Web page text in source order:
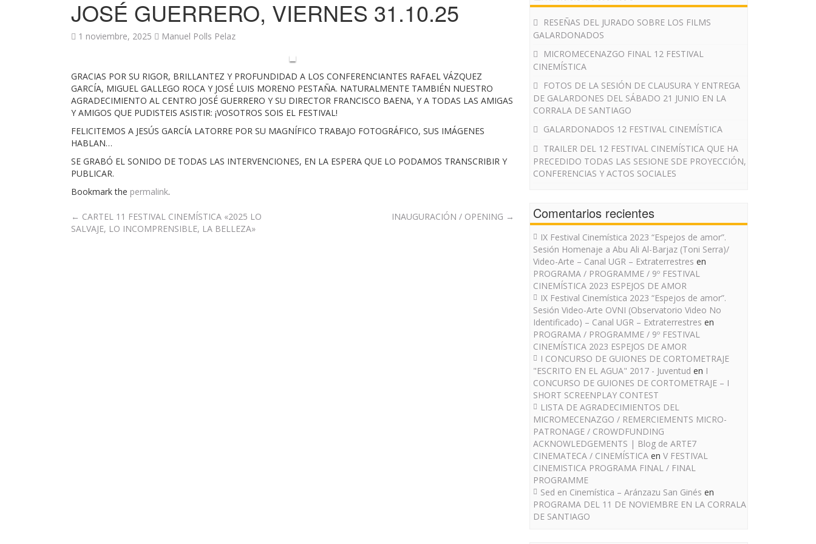
JOSÉ GUERRERO, VIERNES 31.10.25
1 noviembre, 2025 Manuel Polls Pelaz
GRACIAS POR SU RIGOR, BRILLANTEZ Y PROFUNDIDAD A LOS CONFERENCIANTES RAFAEL VÁZQUEZ
GARCÍA, MIGUEL GALLEGO ROCA Y JOSÉ LUIS MORENO PESTAÑA. NATURALMENTE TAMBIÉN NUESTRO
AGRADECIMIENTO AL CENTRO JOSÉ GUERRERO Y SU DIRECTOR FRANCISCO BAENA, Y A TODAS LAS AMIGAS
Y AMIGOS QUE PUDISTEIS ASISTIR: ¡VOSOTROS SOIS EL FESTIVAL!
FELICITEMOS A JESÚS GARCÍA LATORRE POR SU MAGNÍFICO TRABAJO FOTOGRÁFICO, SUS IMÁGENES
HABLAN…
SE GRABÓ EL SONIDO DE TODAS LAS INTERVENCIONES, EN LA ESPERA QUE LO PODAMOS TRANSCRIBIR Y
PUBLICAR.
Bookmark the permalink.
Post
← CARTEL 11 FESTIVAL CINEMÍSTICA «2025 LO
SALVAJE, LO INCOMPRENSIBLE, LA BELLEZA»
INAUGURACIÓN / OPENING →
RESEÑAS DEL JURADO SOBRE LOS FILMS
GALARDONADOS
MICROMECENAZGO FINAL 12 FESTIVAL
CINEMÍSTICA
FOTOS DE LA SESIÓN DE CLAUSURA Y ENTREGA
DE GALARDONES DEL SÁBADO 21 JUNIO EN LA
CORRALA DE SANTIAGO
GALARDONADOS 12 FESTIVAL CINEMÍSTICA
TRAILER DEL 12 FESTIVAL CINEMÍSTICA QUE HA
PRECEDIDO TODAS LAS SESIONE SDE PROYECCIÓN,
CONFERENCIAS Y ACTOS SOCIALES
Comentarios recientes
IX Festival Cinemística 2023 “Espejos de amor”.
Sesión Homenaje a Abu Ali Al-Barjaz (Toni Serra)/
Video-Arte – Canal UGR – Extraterrestres en
PROGRAMA / PROGRAMME / 9º FESTIVAL
CINEMÍSTICA 2023 ESPEJOS DE AMOR
IX Festival Cinemística 2023 “Espejos de amor”.
Sesión Video-Arte OVNI (Observatorio Video No
Identificado) – Canal UGR – Extraterrestres en
PROGRAMA / PROGRAMME / 9º FESTIVAL
CINEMÍSTICA 2023 ESPEJOS DE AMOR
I CONCURSO DE GUIONES DE CORTOMETRAJE
"ESCRITO EN EL AGUA" 2017 - Juventud en I
CONCURSO DE GUIONES DE CORTOMETRAJE – I
SHORT SCREENPLAY CONTEST
LISTA DE AGRADECIMIENTOS DEL
MICROMECENAZGO / REMERCIEMENTS MICRO-
PATRONAGE / CROWDFUNDING
ACKNOWLEDGEMENTS | Blog de ARTE7
CINEMATECA / CINEMÍSTICA en V FESTIVAL
CINEMISTICA PROGRAMA FINAL / FINAL
PROGRAMME
Sed en Cinemística – Aránzazu San Ginés en
PROGRAMA DEL 11 DE NOVIEMBRE EN LA CORRALA
DE SANTIAGO